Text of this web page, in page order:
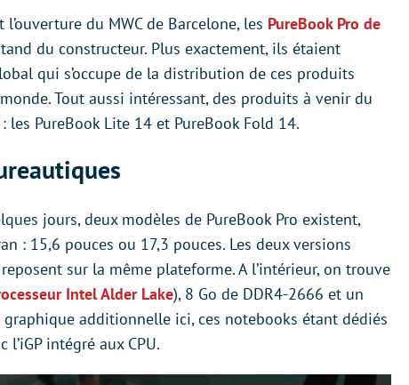
du MWC de Barcelone, les PureBook Pro de
du constructeur. Plus exactement, ils étaient
qui s’occupe de la distribution de ces produits
Tout aussi intéressant, des produits à venir du
PureBook Lite 14 et PureBook Fold 14.
jours, deux modèles de PureBook Pro existent,
: 15,6 pouces ou 17,3 pouces. Les deux versions
sur la même plateforme. A l’intérieur, on trouve
Intel Alder Lake), 8 Go de DDR4-2666 et un
graphique additionnelle ici, ces notebooks étant dédiés
intégré aux CPU.